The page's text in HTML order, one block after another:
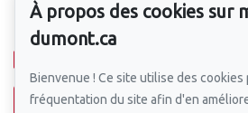
Pour nous joindre
Écrivez-nous un courriel
À propos des cookies sur
dumont.ca
Bienvenue ! Ce site utilise des cookies
fréquentation du site afin d'en